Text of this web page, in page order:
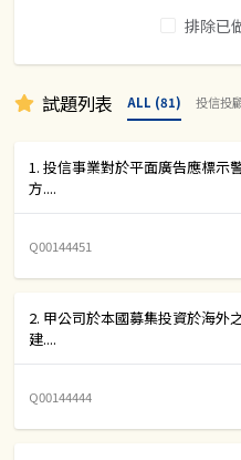
排除已
試題列表 ALL (81) 投信投
1. 投信事業對於平面廣告應標示
方....
Q00144451
2. 甲公司於本國募集投資於海外
建....
Q00144444